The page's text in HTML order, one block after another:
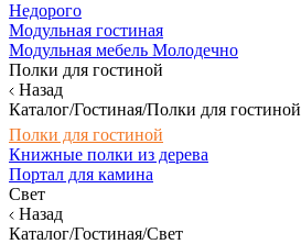
Недорого
Модульная гостиная
Модульная мебель Молодечно
Полки для гостиной
Назад
Каталог/Гостиная/Полки для гостиной
Полки для гостиной
Книжные полки из дерева
Портал для камина
Свет
Назад
Каталог/Гостиная/Свет